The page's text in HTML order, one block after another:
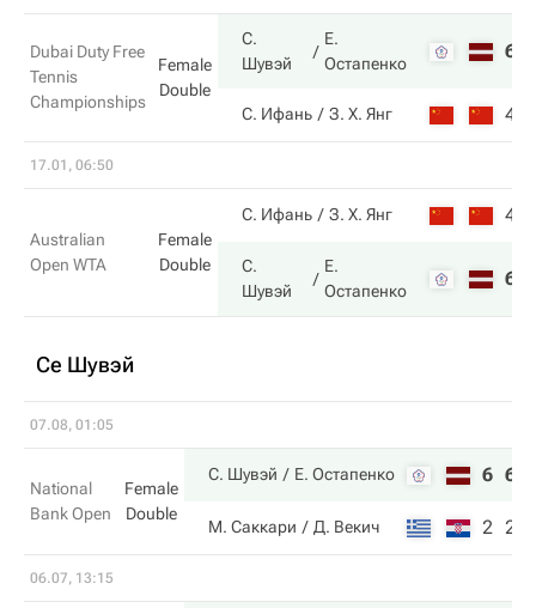
Dubai Duty Free
Tennis
Championships
Female
Double
С.
Шувэй
Е.
Остапенко
6
С. Ифань З. Х. Янг 4
17.01, 06:50
Australian
Open WTA
Female
Double
С. Ифань З. Х. Янг 4
С.
Шувэй
Е.
Остапенко
6
Се Шувэй
07.08, 01:05
National
Bank Open
Female
Double
С. Шувэй Е. Остапенко 6 6
М. Саккари Д. Векич 2 2
06.07, 13:15